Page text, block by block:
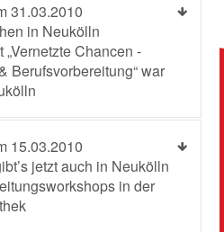
31.03.2010
in Neukölln
Chancen -
Berufsvorbereitung“ war
15.03.2010
jetzt auch in Neukölln
in der